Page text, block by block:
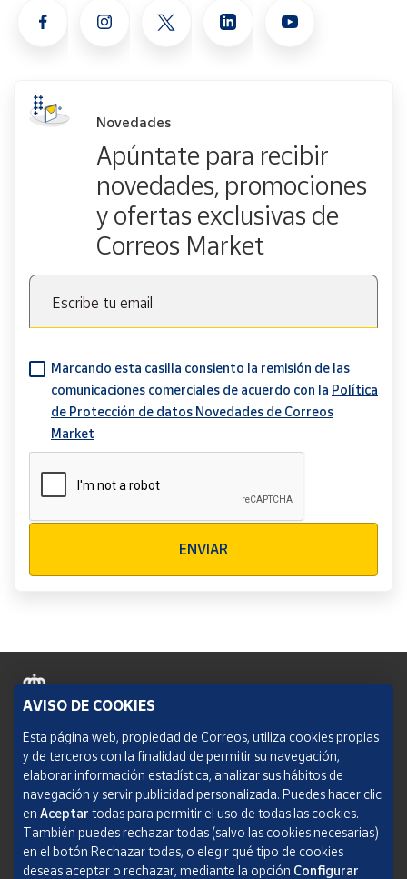
Novedades
Apúntate para recibir
novedades, promociones
y ofertas exclusivas de
Correos Market
Escribe tu email
Marcando esta casilla consiento la remisión de las
comunicaciones comerciales de acuerdo con la Política
de Protección de datos Novedades de Correos
Market
ENVIAR
Política de cookies
Aviso legal
Condiciones del servicio
Política de Privacidad Web
AVISO DE COOKIES
Esta página web, propiedad de Correos, utiliza cookies propias
y de terceros con la finalidad de permitir su navegación,
elaborar información estadística, analizar sus hábitos de
navegación y servir publicidad personalizada. Puedes hacer clic
en Aceptar todas para permitir el uso de todas las cookies.
También puedes rechazar todas (salvo las cookies necesarias)
en el botón Rechazar todas, o elegir qué tipo de cookies
deseas aceptar o rechazar, mediante la opción Configurar